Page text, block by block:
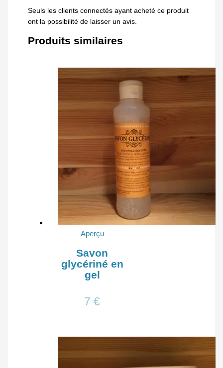
Seuls les clients connectés ayant acheté ce produit
ont la possibilité de laisser un avis.
Produits similaires
Aperçu
Savon
glycériné en
gel
7€